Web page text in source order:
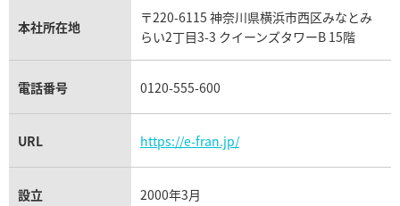
パネライ買取
チューダー（チュードル）買取
本社所在地
〒220-6115 神奈川県横浜市西区みなとみ
らい2丁目3-3 クイーンズタワーB 15階
電話番号 0120-555-600
URL https://e-fran.jp/
設立 2000年3月